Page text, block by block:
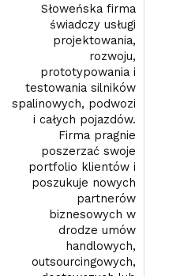
Słoweńska firma
świadczy usługi
projektowania,
rozwoju,
prototypowania i
testowania silników
spalinowych, podwozi
i całych pojazdów.
Firma pragnie
poszerzać swoje
portfolio klientów i
poszukuje nowych
partnerów
biznesowych w
drodze umów
handlowych,
outsourcingowych,